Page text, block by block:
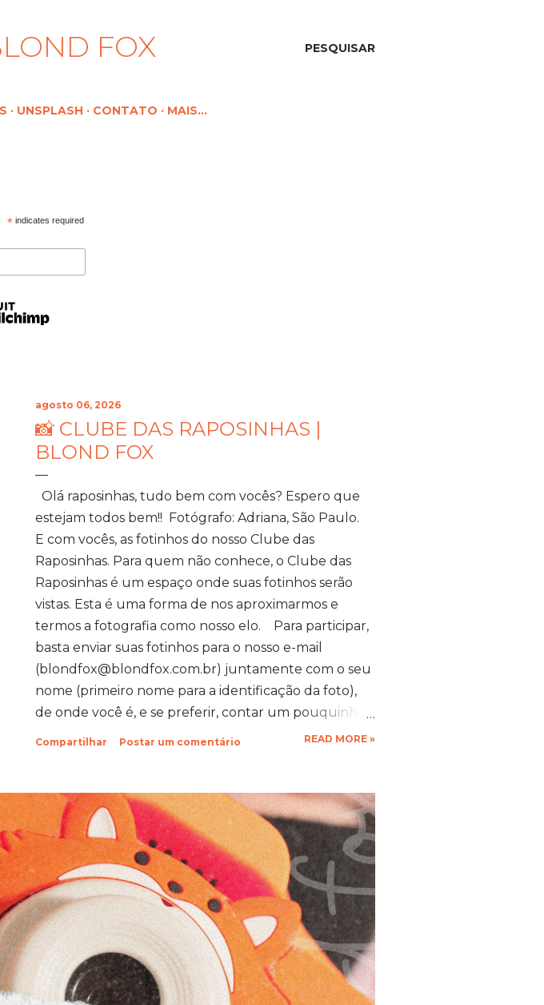
PESQUISAR
FOX
UNSPLASH CONTATO MAIS…
*indicates required
agosto 06, 2026
📸 CLUBE DAS RAPOSINHAS |
BLOND FOX
Olá raposinhas, tudo bem com vocês? Espero que
estejam todos bem!! Fotógrafo: Adriana, São Paulo.
E com vocês, as fotinhos do nosso Clube das
Raposinhas. Para quem não conhece, o Clube das
Raposinhas é um espaço onde suas fotinhos serão
vistas. Esta é uma forma de nos aproximarmos e
termos a fotografia como nosso elo. Para participar,
basta enviar suas fotinhos para o nosso e-mail
(blondfox@blondfox.com.br) juntamente com o seu
nome (primeiro nome para a identificação da foto),
de onde você é, e se preferir, contar um pouquinho
sobre suas fotinhos. Fique a vontade! Ficarei muito
Compartilhar Postar um comentário READ MORE »